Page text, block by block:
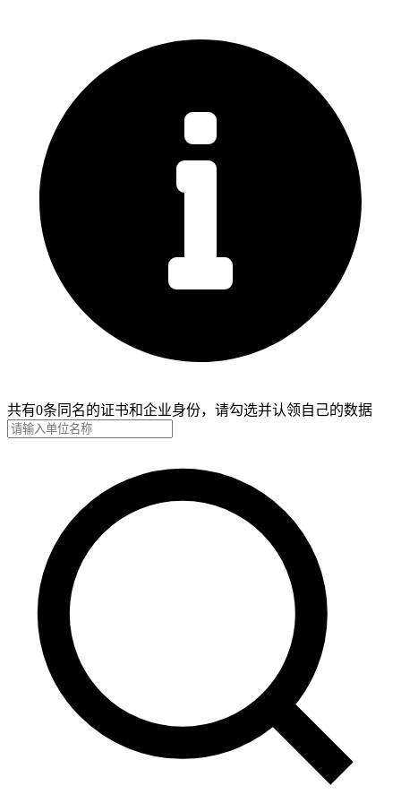
共有0条同名的证书和企业身份，请勾选并认领自己的数据